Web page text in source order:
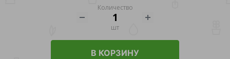
Количество
шт
В КОРЗИНУ